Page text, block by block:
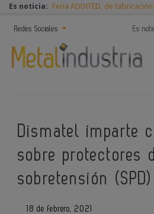
Es noticia: Feria ADDITED, de
Redes Sociales Es
Dismatel imparte
sobre protectores
sobretensión (SPD)
18 de febrero, 2021